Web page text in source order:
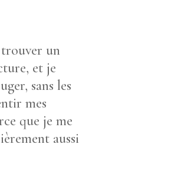
un
et je
sans les
mes
que je me
aussi